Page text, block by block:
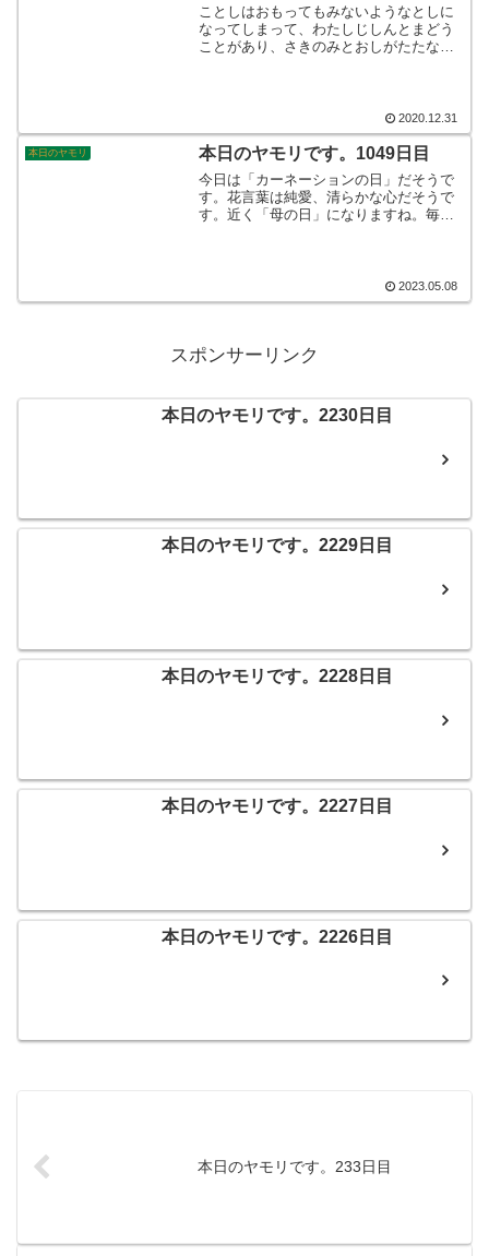
ことしはおもってもみないようなとしに
なってしまって、わたしじしんとまどう
ことがあり、さきのみとおしがたたない
た。かんしゃしてもしきれません。2020.12.31
本日のヤモリ 本日のヤモリです。1049日目
今日は「カーネーションの日」だそうで
す。花言葉は純愛、清らかな心だそうで
す。近く「母の日」になりますね。毎年
2023.05.08
スポンサーリンク
本日のヤモリです。2230日目
本日のヤモリです。2229日目
本日のヤモリです。2228日目
本日のヤモリです。2227日目
本日のヤモリです。2226日目
本日のヤモリです。233日目